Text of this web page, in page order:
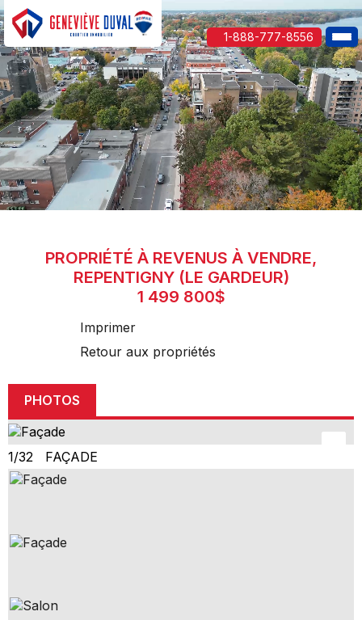
1-888-777-8556
PROPRIÉTÉ À REVENUS À VENDRE,
REPENTIGNY (LE GARDEUR)
1 499 800$
Imprimer
Retour aux propriétés
PHOTOS
1/32 FAÇADE